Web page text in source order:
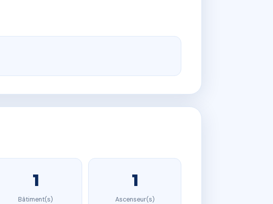
1
Bâtiment(s)
1
Ascenseur(s)